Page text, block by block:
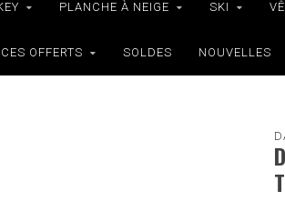
PLANCHE À NEIGE SKI
OFFERTS SOLDES NOUVELLES